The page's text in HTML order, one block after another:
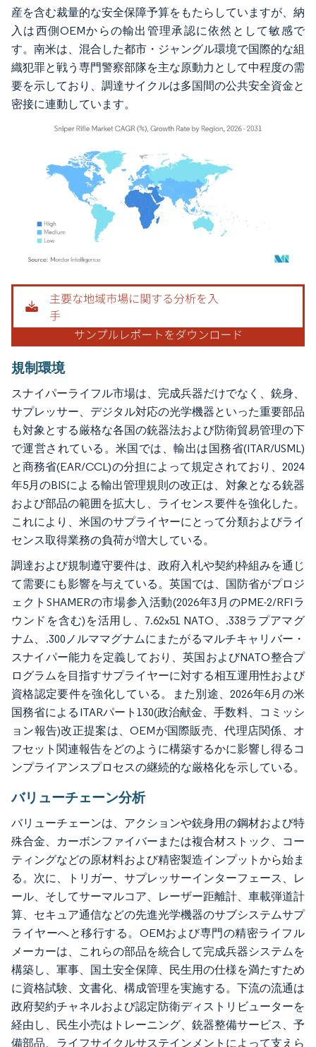
産を含む裁量的な安全保障予算をもたらしていますが、納
入は西側OEMからの輸出管理承認に依然として敏感で
す。南米は、混合した都市・ジャングル環境で国際的な組
織犯罪と戦う専門警察部隊を主な原動力として中程度の需
要を示しており、調達サイクルは多国間の公共安全資金と
密接に連動しています。
画像 © Mordor Intelligence。再利用にはCC BY 4.0の表示が必要です。
規制環境
スナイパーライフル市場は、完成兵器だけでなく、銃身、
サプレッサー、デジタル対応の光学機器といった重要部品
も対象とする厳格な各国の銃器法および防衛貿易管理の下
で運営されている。米国では、輸出は国務省(ITAR/USML)
と商務省(EAR/CCL)の分担によって規定されており、2024
年5月のBISによる輸出管理規則の改正は、対象となる銃器
および部品の範囲を拡大し、ライセンス要件を強化した。
これにより、米国のサプライヤーにとって分類およびライ
センス取得業務の負荷が増大している。
調達および規制遵守要件は、政府入札や契約枠組みを通じ
て需要にも影響を与えている。英国では、国防省がプロジ
ェクトSHAMERの市場参入活動(2026年3月のPME-2/RFIラ
ウンドを含む)を活用し、7.62x51 NATO、.338ラプアマグ
ナム、.300ノルママグナムにまたがるマルチキャリバー・
スナイパー能力を定義しており、英国およびNATO整合プ
ログラムを目指すサプライヤーに対する相互運用性および
資格認定要件を強化している。また別途、2026年6月の米
国務省によるITARパート130(政治献金、手数料、コミッシ
ョン報告)改正提案は、OEMが国際販売、代理店関係、オ
フセット関連報告をどのように構築するかに影響し得るコ
ンプライアンスプロセスの継続的な厳格化を示している。
バリューチェーン分析
バリューチェーンは、アクションや銃身用の鋼材および特
殊合金、カーボンファイバーまたは複合材ストック、コー
ティングなどの原材料および精密製造インプットから始ま
る。次に、トリガー、サプレッサーインターフェース、レ
ール、そしてサーマルコア、レーザー距離計、車載弾道計
算、セキュア通信などの先進光学機器のサブシステムサプ
ライヤーへと移行する。OEMおよび専門の精密ライフル
メーカーは、これらの部品を統合して完成兵器システムを
構築し、軍事、国土安全保障、民生用の仕様を満たすため
に資格試験、文書化、構成管理を実施する。下流の流通は
政府契約チャネルおよび認定防衛ディストリビューターを
経由し、民生小売はトレーニング、銃器整備サービス、予
備部品、ライフサイクルサステインメントによって支えら